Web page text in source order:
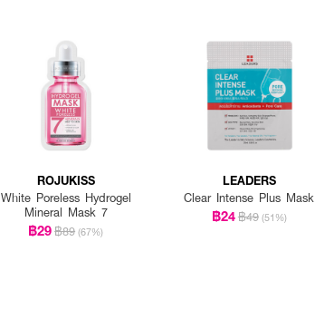
ROJUKISS
White Poreless Hydrogel
Mineral Mask 7
฿29฿89 (67%)
LEADERS
Clear Intense Plus Mask
฿24฿49 (51%)